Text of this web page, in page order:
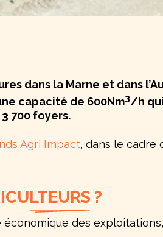
dans la Marne et dans
capacité de 600Nm3/h qui
700 foyers.
Agri Impact, dans le cadre
?
des exploitations,